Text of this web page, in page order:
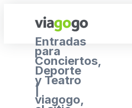
Entradas
para
Conciertos,
Deporte
y Teatro
|
viagogo,